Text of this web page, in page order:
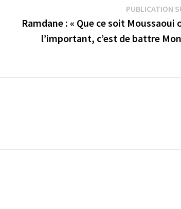
PUBLICATION
Ramdane : « Que ce soit Moussaoui
l’important, c’est de battre